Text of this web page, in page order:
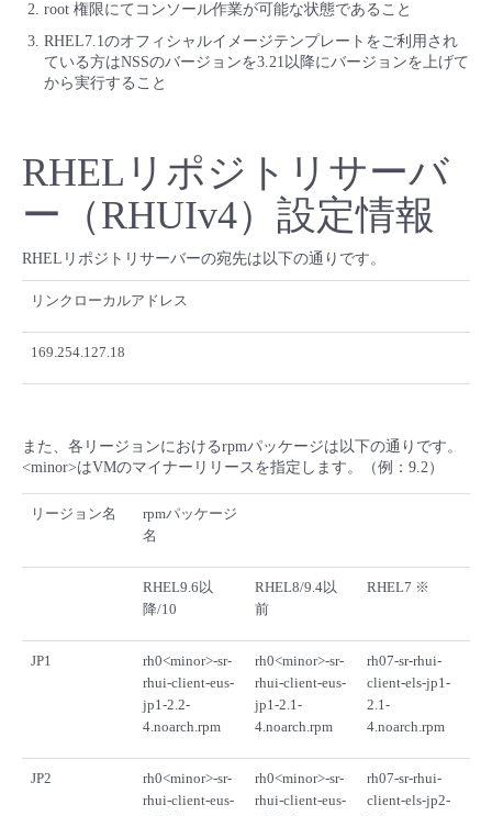
root 権限にてコンソール作業が可能な状態であること
RHEL7.1のオフィシャルイメージテンプレートをご利用され
ている方はNSSのバージョンを3.21以降にバージョンを上げて
から実行すること
RHELリポジトリサーバ
ー（RHUIv4）設定情報
RHELリポジトリサーバーの宛先は以下の通りです。
リンクローカルアドレス
169.254.127.18
また、各リージョンにおけるrpmパッケージは以下の通りです。
<minor>はVMのマイナーリリースを指定します。（例：9.2）
リージョン名
rpmパッケージ
名
RHEL9.6以
降/10
RHEL8/9.4以
前
RHEL7 ※
JP1
rh0<minor>-sr-
rhui-client-eus-
jp1-2.2-
4.noarch.rpm
rh0<minor>-sr-
rhui-client-eus-
jp1-2.1-
4.noarch.rpm
rh07-sr-rhui-
client-els-jp1-
2.1-
4.noarch.rpm
JP2
rh0<minor>-sr-
rhui-client-eus-
rh0<minor>-sr-
rhui-client-eus-
rh07-sr-rhui-
client-els-jp2-